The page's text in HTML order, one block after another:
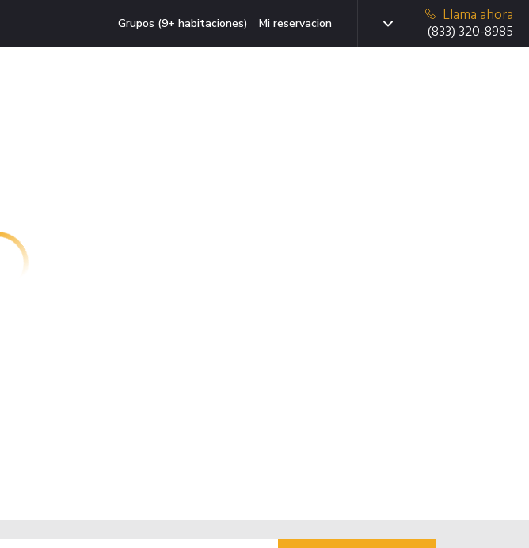
Grupos (9+ habitaciones) Mi reservacion
Llama ahora
(833) 320-8985